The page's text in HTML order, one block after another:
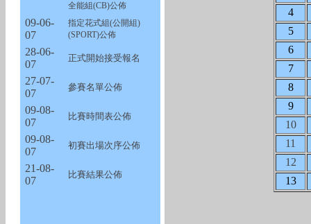
全能組(CB)公佈
09-06-
07
指定花式組(公開組)
(SPORT)公佈
28-06-
07
正式開始接受報名
27-07-
07
參賽名單公佈
09-08-
07
比賽時間表公佈
09-08-
07
初賽出場次序公佈
21-08-
07
比賽結果公佈
4
5
6
7
8
9
10
11
12
13